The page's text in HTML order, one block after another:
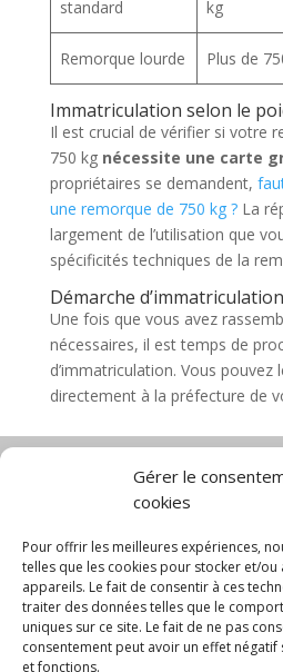
Gérer le
cookies
Pour offrir les meilleures expériences,
telles que les cookies pour stocker et/
appareils. Le fait de consentir à ces
traiter des données telles que le
uniques sur ce site. Le fait de ne pas
consentement peut avoir un effet
et fonctions.
standard
kg
Remorque lourde Plus de
Immatriculation selon le
Il est crucial de vérifier si votre
750 kg nécessite une carte
propriétaires se demandent,
une remorque de 750 kg ?La
largement de l’utilisation que
spécificités techniques de la
Démarche d’immatriculation
Une fois que vous avez
nécessaires, il est temps de
d’immatriculation. Vous pouvez
directement à la préfecture de
Diable électrique
Chariot manutention
Mentions
Politique de confidentialité
données
Paiement sécurisé